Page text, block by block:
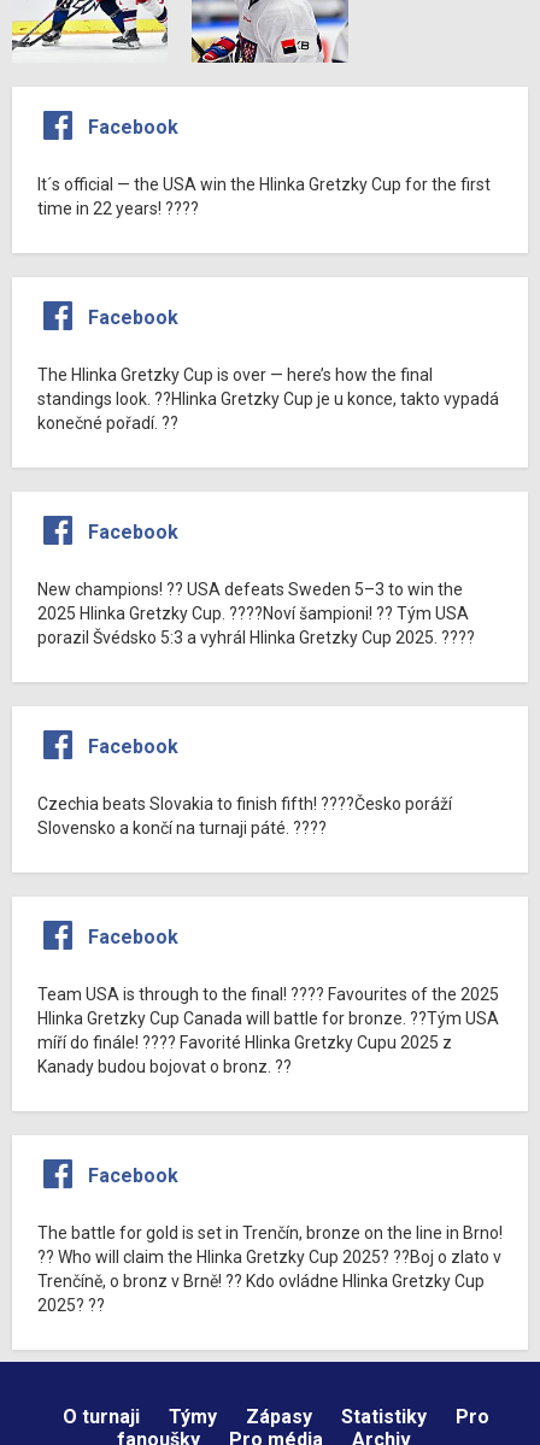
Facebook
It´s official — the USA win the Hlinka Gretzky Cup for the first
time in 22 years! ????
Facebook
The Hlinka Gretzky Cup is over — here’s how the final
standings look. ??Hlinka Gretzky Cup je u konce, takto vypadá
konečné pořadí. ??
Facebook
New champions! ?? USA defeats Sweden 5–3 to win the
2025 Hlinka Gretzky Cup. ????Noví šampioni! ?? Tým USA
porazil Švédsko 5:3 a vyhrál Hlinka Gretzky Cup 2025. ????
Facebook
Czechia beats Slovakia to finish fifth! ????Česko poráží
Slovensko a končí na turnaji páté. ????
Facebook
Team USA is through to the final! ???? Favourites of the 2025
Hlinka Gretzky Cup Canada will battle for bronze. ??Tým USA
míří do finále! ???? Favorité Hlinka Gretzky Cupu 2025 z
Kanady budou bojovat o bronz. ??
Facebook
The battle for gold is set in Trenčín, bronze on the line in Brno!
?? Who will claim the Hlinka Gretzky Cup 2025? ??Boj o zlato v
Trenčíně, o bronz v Brně! ?? Kdo ovládne Hlinka Gretzky Cup
2025? ??
O turnaji Týmy Zápasy Statistiky
Pro
fanoušky
Pro média Archiv